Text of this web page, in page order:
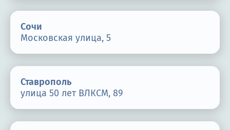
Сочи
Московская улица, 5
Ставрополь
улица 50 лет ВЛКСМ, 89